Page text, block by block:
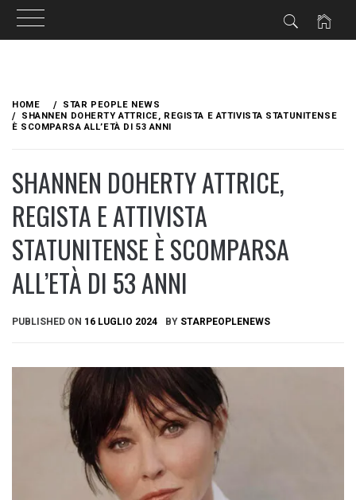
content
HOME
STAR PEOPLE NEWS
SHANNEN DOHERTY ATTRICE, REGISTA E ATTIVISTA STATUNITENSE
È SCOMPARSA ALL’ETÀ DI 53 ANNI
SHANNEN DOHERTY ATTRICE,
REGISTA E ATTIVISTA
STATUNITENSE È SCOMPARSA
ALL’ETÀ DI 53 ANNI
PUBLISHED ON 16 LUGLIO 2024 BY STARPEOPLENEWS